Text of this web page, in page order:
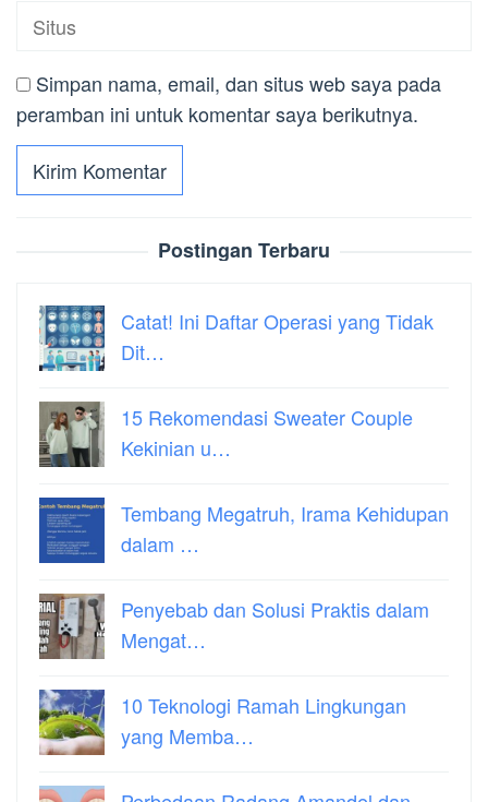
Simpan nama, email, dan situs web saya pada
peramban ini untuk komentar saya berikutnya.
Postingan Terbaru
Catat! Ini Daftar Operasi yang Tidak
Dit…
15 Rekomendasi Sweater Couple
Kekinian u…
Tembang Megatruh, Irama Kehidupan
dalam …
Penyebab dan Solusi Praktis dalam
Mengat…
10 Teknologi Ramah Lingkungan
yang Memba…